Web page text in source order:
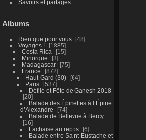
Savoirs et partages
Albums
Rien que pour vous
48
Voyages !
1885
Costa Rica
15
Minorque
3
Madagascar
75
France
872
Haut-Gard (30)
64
Paris
537
Défilé et Fête de Ganesh 2018
20
Balade des Épinettes à l’Épine
d’Alexandre
74
Balade de Bellevue à Bercy
16
Lachaise au repos
6
Balade entre Saint-Eustache et